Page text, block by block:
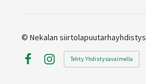
© Nekalan siirtolapuutarhayhdistys
Instagram
Tehty Yhdistysavaimella